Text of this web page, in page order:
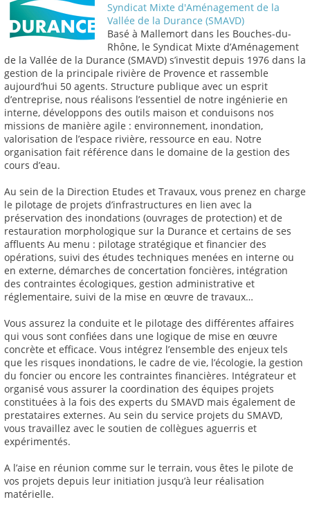
Syndicat Mixte d'Aménagement de la
Vallée de la Durance (SMAVD)
Basé à Mallemort dans les Bouches-du-
Rhône, le Syndicat Mixte d’Aménagement
de la Vallée de la Durance (SMAVD) s’investit depuis 1976 dans la
gestion de la principale rivière de Provence et rassemble
aujourd’hui 50 agents. Structure publique avec un esprit
d’entreprise, nous réalisons l’essentiel de notre ingénierie en
interne, développons des outils maison et conduisons nos
missions de manière agile : environnement, inondation,
valorisation de l’espace rivière, ressource en eau. Notre
organisation fait référence dans le domaine de la gestion des
cours d’eau.
Au sein de la Direction Etudes et Travaux, vous prenez en charge
le pilotage de projets d’infrastructures en lien avec la
préservation des inondations (ouvrages de protection) et de
restauration morphologique sur la Durance et certains de ses
affluents Au menu : pilotage stratégique et financier des
opérations, suivi des études techniques menées en interne ou
en externe, démarches de concertation foncières, intégration
des contraintes écologiques, gestion administrative et
réglementaire, suivi de la mise en œuvre de travaux…
Vous assurez la conduite et le pilotage des différentes affaires
qui vous sont confiées dans une logique de mise en œuvre
concrète et efficace. Vous intégrez l’ensemble des enjeux tels
que les risques inondations, le cadre de vie, l’écologie, la gestion
du foncier ou encore les contraintes financières. Intégrateur et
organisé vous assurer la coordination des équipes projets
constituées à la fois des experts du SMAVD mais également de
prestataires externes. Au sein du service projets du SMAVD,
vous travaillez avec le soutien de collègues aguerris et
expérimentés.
A l’aise en réunion comme sur le terrain, vous êtes le pilote de
vos projets depuis leur initiation jusqu’à leur réalisation
matérielle.